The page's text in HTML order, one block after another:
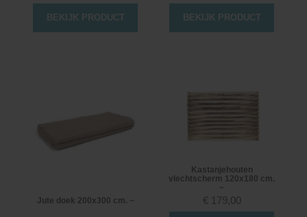
BEKIJK PRODUCT BEKIJK PRODUCT
Jute doek 200x300 cm. ~
Kastanjehouten
vlechtscherm 120x180 cm.
~
€ 179,00